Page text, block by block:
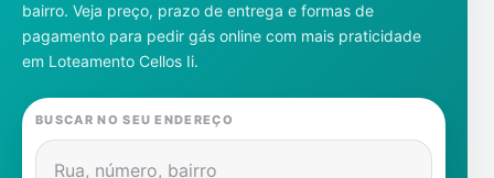
Cadastre-se
Gás
Contatos
bairro. Veja preço, prazo de entrega e formas de
pagamento para pedir gás online com mais praticidade
em Loteamento Cellos Ii.
BUSCAR NO SEU ENDEREÇO
Rua, número, bairro